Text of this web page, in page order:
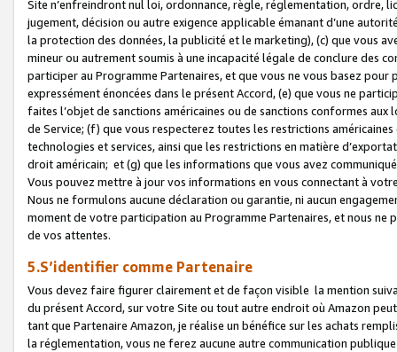
Site n’enfreindront nul loi, ordonnance, règle, réglementation, ordre,
jugement, décision ou autre exigence applicable émanant d’une
la protection des données, la publicité et le marketing), (c) que vous
mineur ou autrement soumis à une incapacité légale de conclure des
participer au Programme Partenaires, et que vous ne vous basez
expressément énoncées dans le présent Accord, (e) que vous ne
faites l’objet de sanctions américaines ou de sanctions conformes
de Service; (f) que vous respecterez toutes les restrictions
technologies et services, ainsi que les restrictions en matière
droit américain; et (g) que les informations que vous avez
Vous pouvez mettre à jour vos informations en vous connectant à
Nous ne formulons aucune déclaration ou garantie, ni aucun
moment de votre participation au Programme Partenaires, et nous
de vos attentes.
5.S’identifier comme Partenaire
Vous devez faire figurer clairement et de façon visible la mention
du présent Accord, sur votre Site ou tout autre endroit où Amazon
tant que Partenaire Amazon, je réalise un bénéfice sur les achats
la réglementation, vous ne ferez aucune autre communication